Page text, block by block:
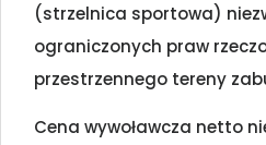
(strzelnica sportowa)
ograniczonych praw
przestrzennego tereny
Cena wywoławcza netto